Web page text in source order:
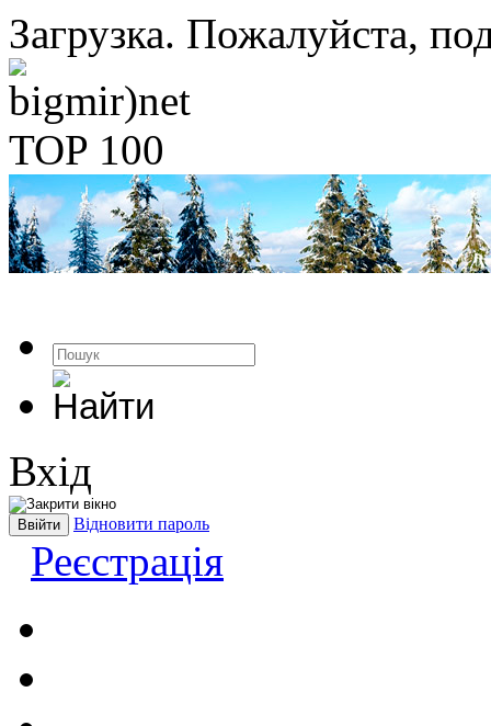
Загрузка. Пожалуйста,
Вхід
Відновити пароль
Реєстрація